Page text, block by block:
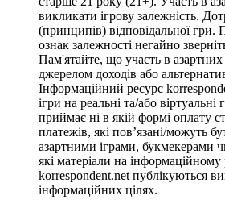
викликати ігрову залежність.
(принципів) відповідальної
ознак залежності негайно
Пам'ятайте, що участь в
джерелом доходів або
Інформаційний ресурс
ігри на реальні та/або
приймає ні в якій формі оплату
платежів, які пов’язані/можуть
азартними іграми, букмекерами
які матеріали на інформаційному
korrespondent.net публікуються
інформаційних цілях.